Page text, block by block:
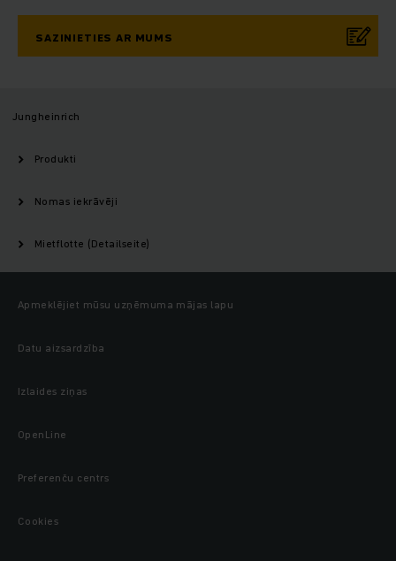
SAZINIETIES AR MUMS
Jungheinrich
Produkti
Nomas iekrāvēji
Mietflotte (Detailseite)
Apmeklējiet mūsu uzņēmuma mājas lapu
Datu aizsardzība
Izlaides ziņas
OpenLine
Preferenču centrs
Cookies